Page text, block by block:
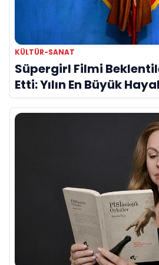
KÜLTÜR-SANAT
Süpergirl Filmi
Etti: Yılın En Büyük Hayal
Kırıklıklarından Biri mi?